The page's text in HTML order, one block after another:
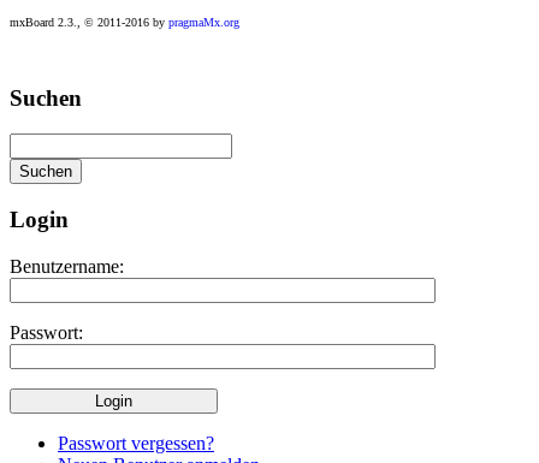
mxBoard 2.3., © 2011-2016 by pragmaMx.org
Play
best
casino
at
site
https://onlineslots.money/
Suchen
Login
Benutzername:
Passwort:
Passwort vergessen?